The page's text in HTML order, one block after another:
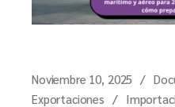
Noviembre 10, 2025
Exportaciones